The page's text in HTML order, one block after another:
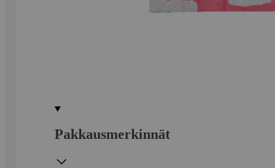
Pakkausmerkinnät